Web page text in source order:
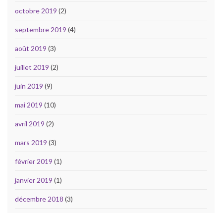
octobre 2019 (2)
septembre 2019 (4)
août 2019 (3)
juillet 2019 (2)
juin 2019 (9)
mai 2019 (10)
avril 2019 (2)
mars 2019 (3)
février 2019 (1)
janvier 2019 (1)
décembre 2018 (3)